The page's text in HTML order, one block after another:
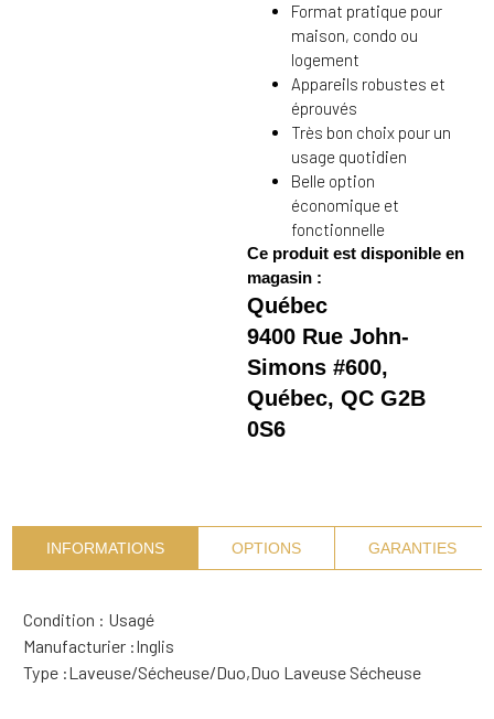
Format pratique pour
maison, condo ou
logement
Appareils robustes et
éprouvés
Très bon choix pour un
usage quotidien
Belle option
économique et
fonctionnelle
Ce produit est disponible en
magasin :
Québec
9400 Rue John-
Simons #600,
Québec, QC G2B
0S6
INFORMATIONS OPTIONS GARANTIES
Condition : Usagé
Manufacturier :Inglis
Type :Laveuse/Sécheuse/Duo,Duo Laveuse Sécheuse